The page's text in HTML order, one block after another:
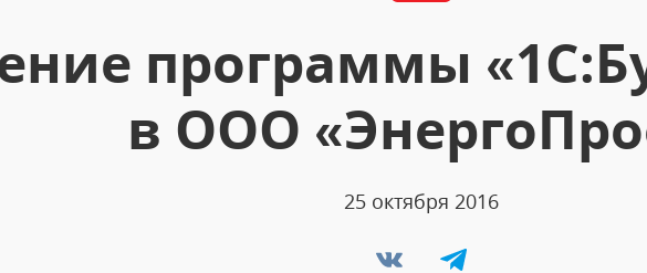
программы
в ООО
25 октября 2016